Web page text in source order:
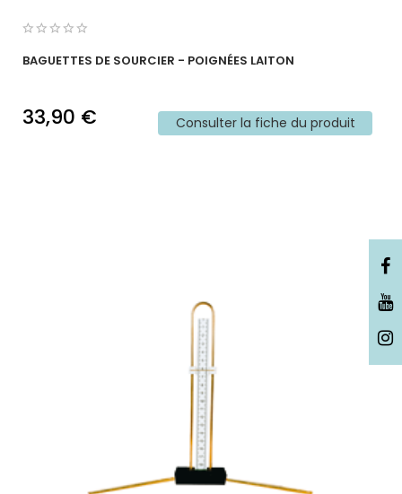
BAGUETTES DE SOURCIER - POIGNÉES LAITON
33,90 € Consulter la fiche du produit